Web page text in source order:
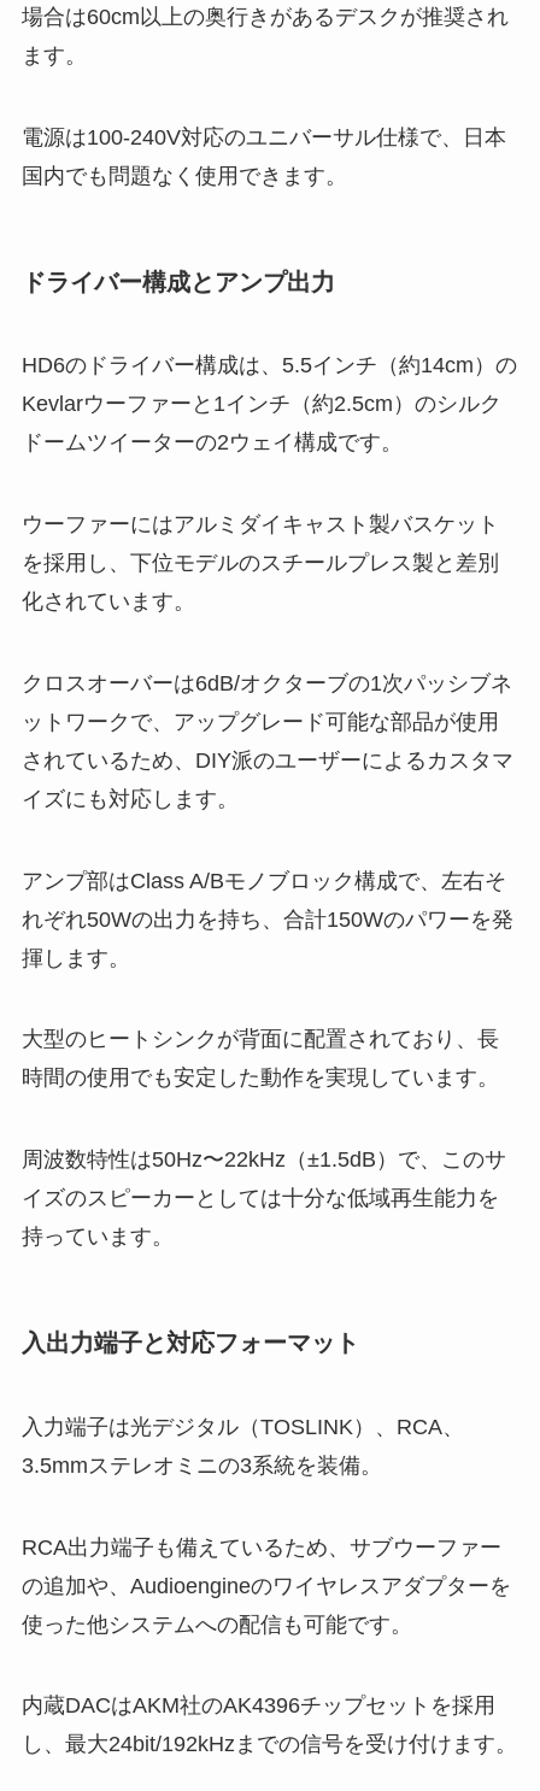
場合は60cm以上の奥行きがあるデスクが推奨され
ます。
電源は100-240V対応のユニバーサル仕様で、日本
国内でも問題なく使用できます。
ドライバー構成とアンプ出力
HD6のドライバー構成は、5.5インチ（約14cm）の
Kevlarウーファーと1インチ（約2.5cm）のシルク
ドームツイーターの2ウェイ構成です。
ウーファーにはアルミダイキャスト製バスケット
を採用し、下位モデルのスチールプレス製と差別
化されています。
クロスオーバーは6dB/オクターブの1次パッシブネ
ットワークで、アップグレード可能な部品が使用
されているため、DIY派のユーザーによるカスタマ
イズにも対応します。
アンプ部はClass A/Bモノブロック構成で、左右そ
れぞれ50Wの出力を持ち、合計150Wのパワーを発
揮します。
大型のヒートシンクが背面に配置されており、長
時間の使用でも安定した動作を実現しています。
周波数特性は50Hz〜22kHz（±1.5dB）で、このサ
イズのスピーカーとしては十分な低域再生能力を
持っています。
入出力端子と対応フォーマット
入力端子は光デジタル（TOSLINK）、RCA、
3.5mmステレオミニの3系統を装備。
RCA出力端子も備えているため、サブウーファー
の追加や、Audioengineのワイヤレスアダプターを
使った他システムへの配信も可能です。
内蔵DACはAKM社のAK4396チップセットを採用
し、最大24bit/192kHzまでの信号を受け付けます。